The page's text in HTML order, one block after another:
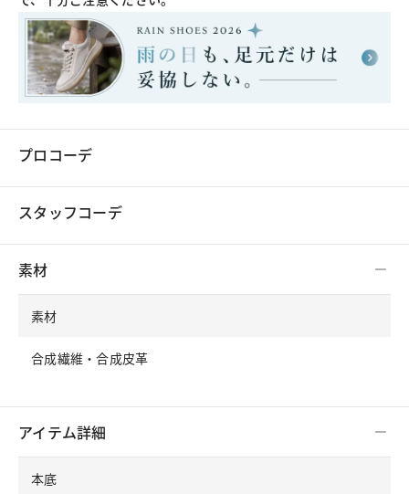
プロコーデ
スタッフコーデ
素材
素材
合成繊維・合成皮革
アイテム詳細
本底